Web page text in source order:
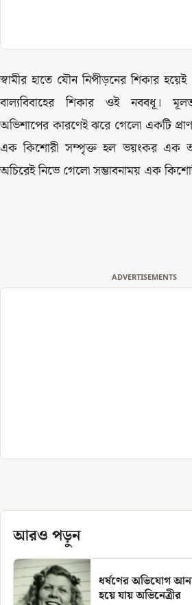
স্বামীর হাতে যৌন নিপীড়নের শিকার
বাল্যবিবাহের শিকার ওই নববধূ।
অভিশাপের কারণেই ঝরে গেলো একটি
এক কিশোরী সম্পৃক্ত হল ভয়ংকর এক
অচিরেই নিভে গেলো সম্ভাবনাময় এক
ADVERTISEMENTS
আরও পড়ুন
ধর্ষণের অভিযোগ
হয়ে যায় অভিনেত্রীর